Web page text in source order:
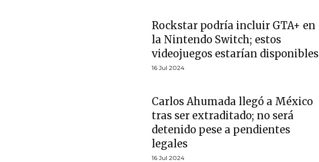
Rockstar podría incluir GTA+ en
la Nintendo Switch; estos
videojuegos estarían disponibles
16 Jul 2024
Carlos Ahumada llegó a México
tras ser extraditado; no será
detenido pese a pendientes
legales
16 Jul 2024